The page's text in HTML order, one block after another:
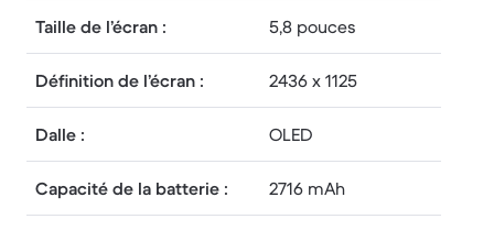
Taille de l’écran : 5,8 pouces
Définition de l’écran : 2436 x 1125
Dalle : OLED
Capacité de la batterie : 2716 mAh